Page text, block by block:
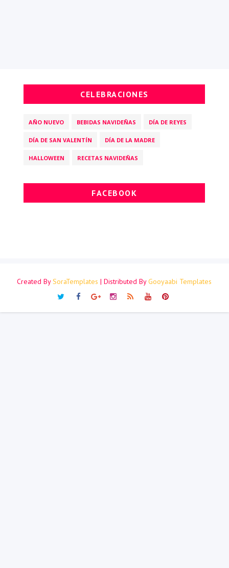
CELEBRACIONES
AÑO NUEVO BEBIDAS NAVIDEÑAS DÍA DE REYES
DÍA DE SAN VALENTÍN DÍA DE LA MADRE
HALLOWEEN RECETAS NAVIDEÑAS
FACEBOOK
Created BySoraTemplates | Distributed ByGooyaabi Templates